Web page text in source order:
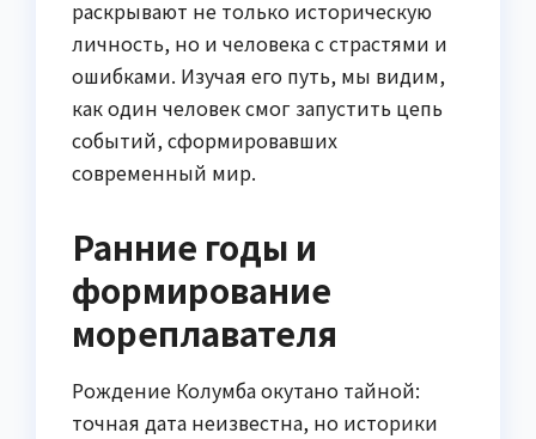
раскрывают не только историческую
личность, но и человека с страстями и
ошибками. Изучая его путь, мы видим,
как один человек смог запустить цепь
событий, сформировавших
современный мир.
Ранние годы и
формирование
мореплавателя
Рождение Колумба окутано тайной:
точная дата неизвестна, но историки